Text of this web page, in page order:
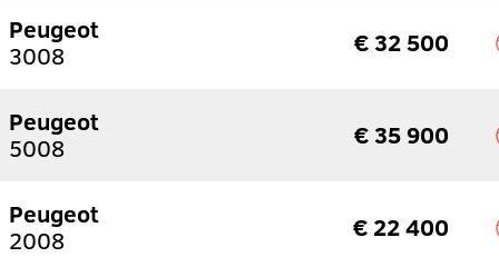
Peugeot
3008
€ 32 500
Peugeot
5008
€ 35 900
Peugeot
2008
€ 22 400